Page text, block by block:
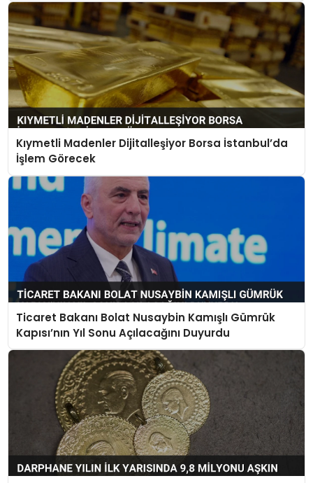
Kıymetli Madenler Dijitalleşiyor Borsa İstanbul’da
İşlem Görecek
Ticaret Bakanı Bolat Nusaybin Kamışlı Gümrük
Kapısı’nın Yıl Sonu Açılacağını Duyurdu